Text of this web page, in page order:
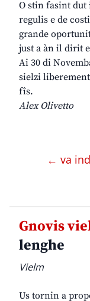
O stin fasint dut
regulis e de
grande
just a àn il dirit
Ai 30 di
sielzi
fîs.
Alex Olivetto
← va
Gnovis
lenghe
Vielm
Us tornin a